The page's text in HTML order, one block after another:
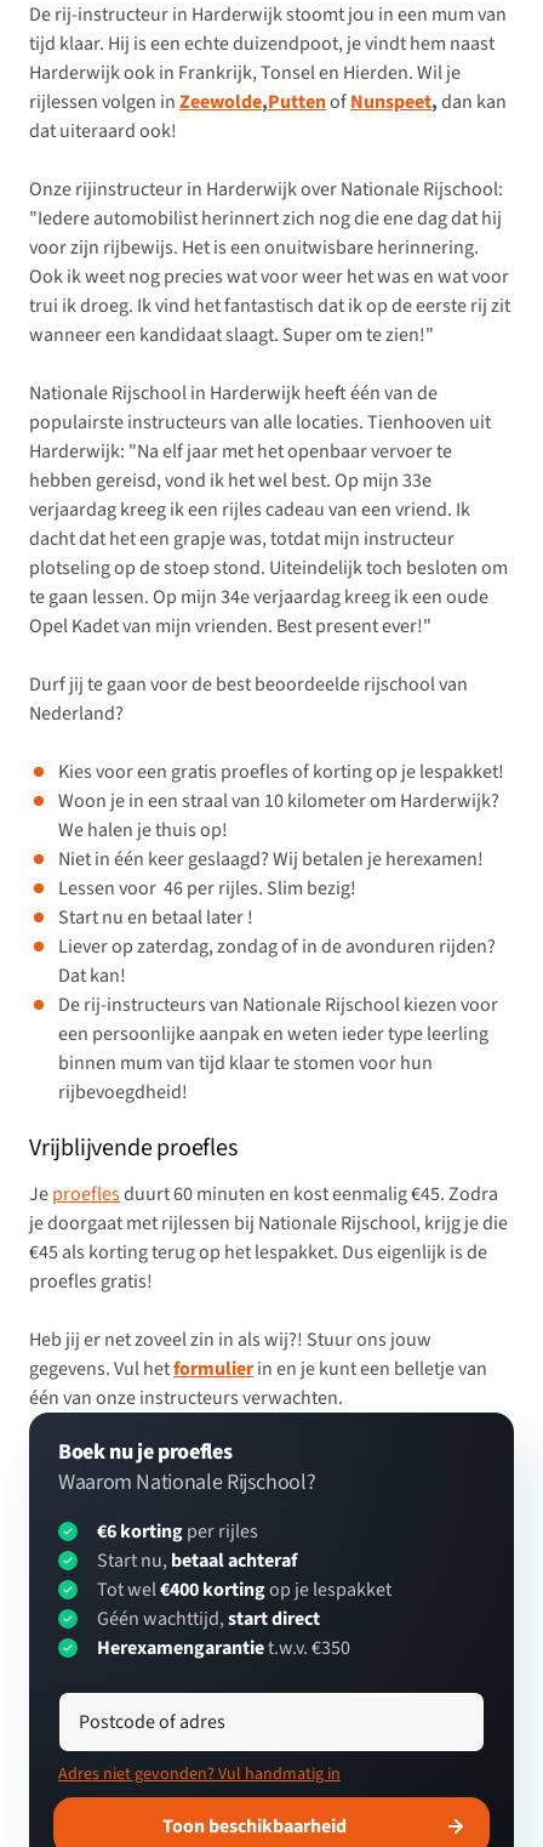
De rij-instructeur in Harderwijk stoomt jou in een mum van
tijd klaar. Hij is een echte duizendpoot, je vindt hem naast
Harderwijk ook in Frankrijk, Tonsel en Hierden. Wil je
rijlessen volgen inZeewolde,PuttenofNunspeet,dan kan
dat uiteraard ook!
Onze rijinstructeur in Harderwijk over Nationale Rijschool:
"Iedere automobilist herinnert zich nog die ene dag dat hij
voor zijn rijbewijs. Het is een onuitwisbare herinnering.
Ook ik weet nog precies wat voor weer het was en wat voor
trui ik droeg. Ik vind het fantastisch dat ik op de eerste rij zit
wanneer een kandidaat slaagt. Super om te zien!"
Nationale Rijschool in Harderwijk heeft één van de
populairste instructeurs van alle locaties. Tienhooven uit
Harderwijk: "Na elf jaar met het openbaar vervoer te
hebben gereisd, vond ik het wel best. Op mijn 33e
verjaardag kreeg ik een rijles cadeau van een vriend. Ik
dacht dat het een grapje was, totdat mijn instructeur
plotseling op de stoep stond. Uiteindelijk toch besloten om
te gaan lessen. Op mijn 34e verjaardag kreeg ik een oude
Opel Kadet van mijn vrienden. Best present ever!"
Durf jij te gaan voor de best beoordeelde rijschool van
Nederland?
Kies voor een gratis proefles of korting op je lespakket!
Woon je in een straal van 10 kilometer om Harderwijk?
We halen je thuis op!
Niet in één keer geslaagd? Wij betalen je herexamen!
Lessen voor  46 per rijles. Slim bezig!
Start nu en betaal later !
Liever op zaterdag, zondag of in de avonduren rijden?
Dat kan!
De rij-instructeurs van Nationale Rijschool kiezen voor
een persoonlijke aanpak en weten ieder type leerling
binnen mum van tijd klaar te stomen voor hun
rijbevoegdheid!
Vrijblijvende proefles
Jeproeflesduurt 60 minuten en kost eenmalig €45. Zodra
je doorgaat met rijlessen bij Nationale Rijschool, krijg je die
€45 als korting terug op het lespakket. Dus eigenlijk is de
proefles gratis!
Heb jij er net zoveel zin in als wij?! Stuur ons jouw
gegevens. Vul hetformulierin en je kunt een belletje van
één van onze instructeurs verwachten.
Boek nu je proefles
Waarom Nationale Rijschool?
€6 kortingper rijles
Start nu, betaal achteraf
Tot wel€400 kortingop je lespakket
Géén wachttijd,start direct
Herexamengarantiet.w.v. €350
Postcode of adres
Adres niet gevonden? Vul handmatig in
Toon beschikbaarheid